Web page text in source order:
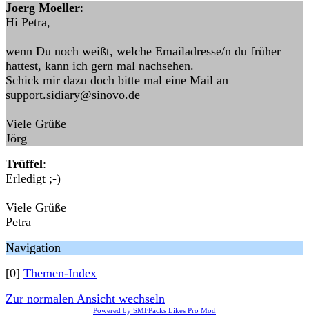
Joerg Moeller:
Hi Petra,
wenn Du noch weißt, welche Emailadresse/n du früher
hattest, kann ich gern mal nachsehen.
Schick mir dazu doch bitte mal eine Mail an
support.sidiary@sinovo.de
Viele Grüße
Jörg
Trüffel:
Erledigt ;-)
Viele Grüße
Petra
Navigation
[0] Themen-Index
Zur normalen Ansicht wechseln
Powered by SMFPacks Likes Pro Mod